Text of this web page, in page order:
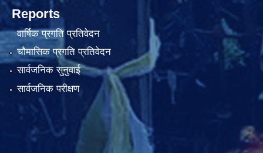
Reports
वार्षिक प्रगति प्रतिवेदन
चौमासिक प्रगति प्रतिवेदन
सार्वजनिक सुनुवाई
सार्वजनिक परीक्षण